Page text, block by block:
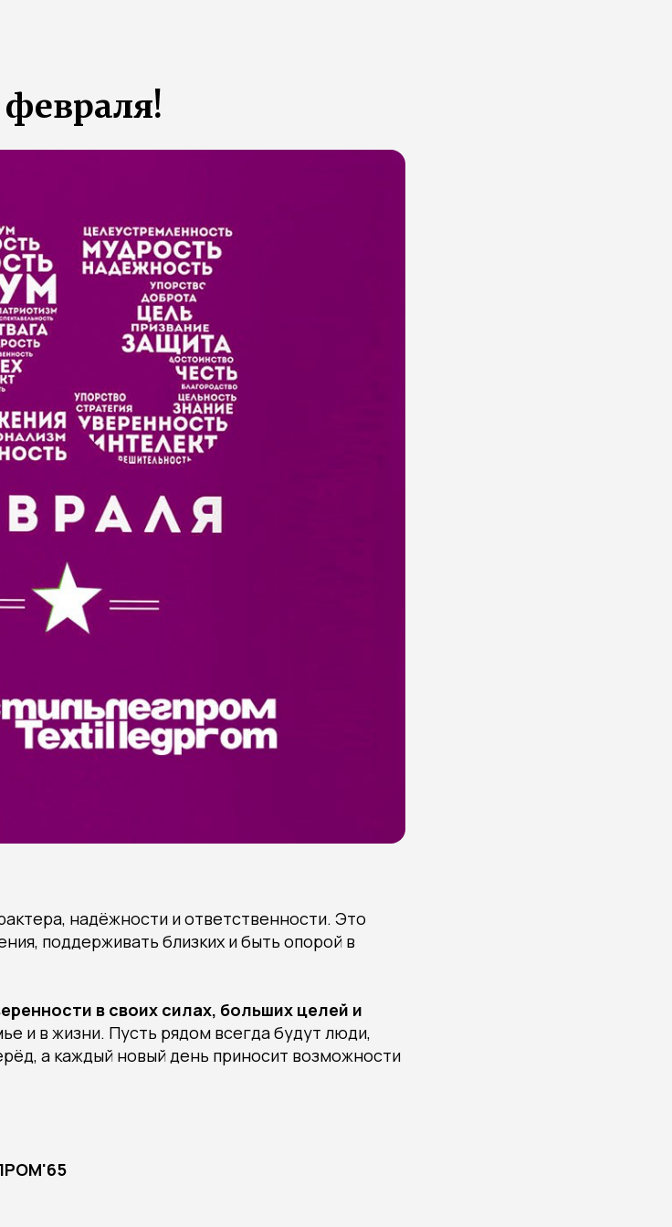
надёжности и ответственности. Это
поддерживать близких и быть опорой в
в своих силах, больших целей и
и в жизни. Пусть рядом всегда будут люди,
а каждый новый день приносит возможности